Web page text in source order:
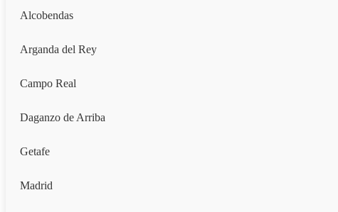
Alcobendas
Arganda del Rey
Campo Real
Daganzo de Arriba
Getafe
Madrid